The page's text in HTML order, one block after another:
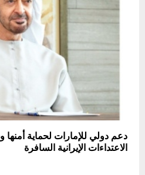
دعم دولي للإمارات لحماية
الاعتداءات الإيرانية السافرة